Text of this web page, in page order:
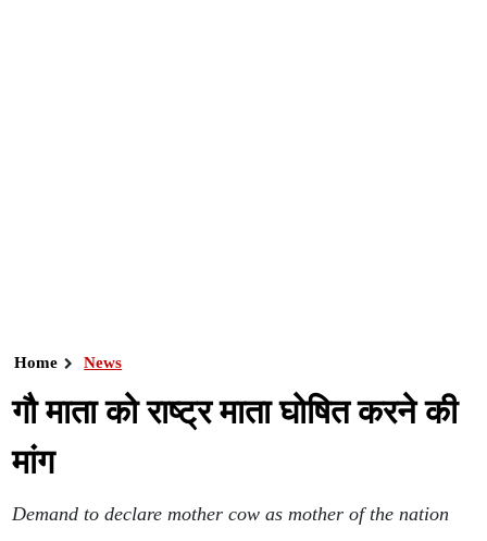
Home News
गौ माता को राष्ट्र माता घोषित करने की
मांग
Demand to declare mother cow as mother of the nation